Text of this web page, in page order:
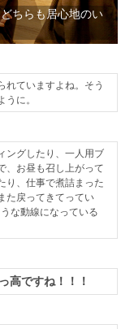
ちらも居心地のい
れていますよね。そう
に。
ングしたり、一人用ブ
、お昼も召し上がって
り、仕事で煮詰まった
た戻ってきてってい
な動線になっている
高ですね！！！